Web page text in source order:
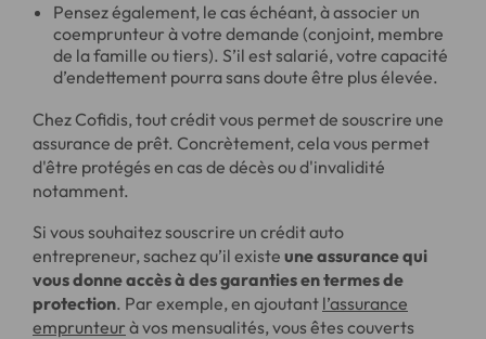
Pensez également, le cas échéant, à associer un
coemprunteur à votre demande (conjoint, membre
de la famille ou tiers). S’il est salarié, votre capacité
d’endettement pourra sans doute être plus élevée.
Chez Cofidis, tout crédit vous permet de souscrire une
assurance de prêt. Concrètement, cela vous permet
d'être protégés en cas de décès ou d'invalidité
notamment.
Si vous souhaitez souscrire un crédit auto
entrepreneur, sachez qu’il existe une assurance qui
vous donne accès à des garanties en termes de
protection. Par exemple, en ajoutant l’assurance
emprunteur à vos mensualités, vous êtes couverts